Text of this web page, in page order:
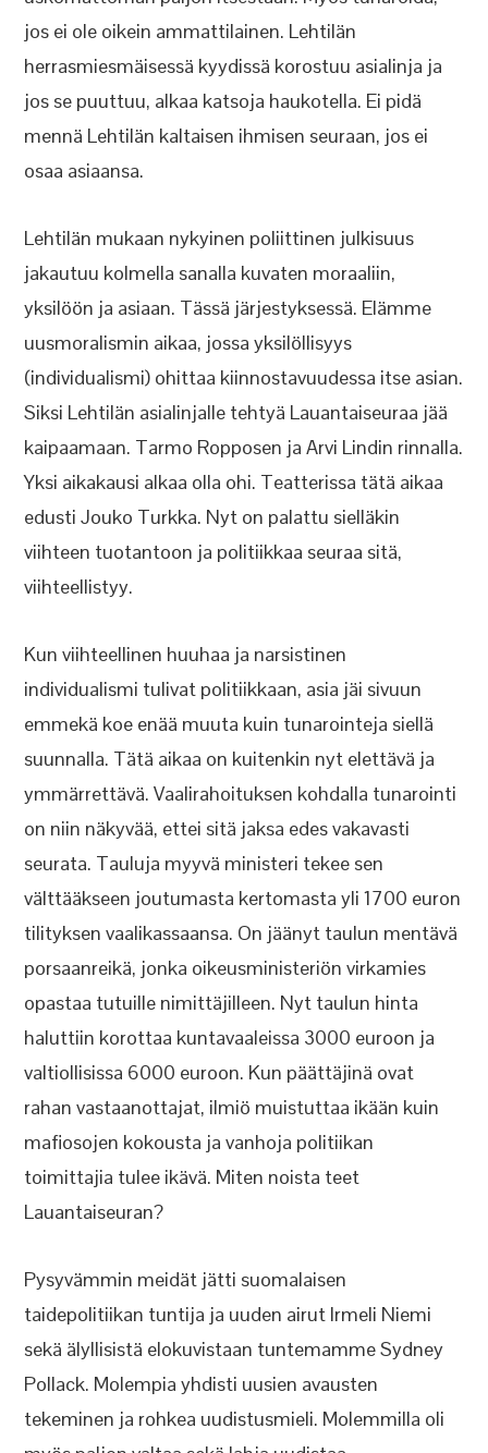
jos ei ole oikein ammattilainen. Lehtilän
herrasmiesmäisessä kyydissä korostuu asialinja ja
jos se puuttuu, alkaa katsoja haukotella. Ei pidä
mennä Lehtilän kaltaisen ihmisen seuraan, jos ei
osaa asiaansa.
Lehtilän mukaan nykyinen poliittinen julkisuus
jakautuu kolmella sanalla kuvaten moraaliin,
yksilöön ja asiaan. Tässä järjestyksessä. Elämme
uusmoralismin aikaa, jossa yksilöllisyys
(individualismi) ohittaa kiinnostavuudessa itse asian.
Siksi Lehtilän asialinjalle tehtyä Lauantaiseuraa jää
kaipaamaan. Tarmo Ropposen ja Arvi Lindin rinnalla.
Yksi aikakausi alkaa olla ohi. Teatterissa tätä aikaa
edusti Jouko Turkka. Nyt on palattu sielläkin
viihteen tuotantoon ja politiikkaa seuraa sitä,
viihteellistyy.
Kun viihteellinen huuhaa ja narsistinen
individualismi tulivat politiikkaan, asia jäi sivuun
emmekä koe enää muuta kuin tunarointeja siellä
suunnalla. Tätä aikaa on kuitenkin nyt elettävä ja
ymmärrettävä. Vaalirahoituksen kohdalla tunarointi
on niin näkyvää, ettei sitä jaksa edes vakavasti
seurata. Tauluja myyvä ministeri tekee sen
välttääkseen joutumasta kertomasta yli 1700 euron
tilityksen vaalikassaansa. On jäänyt taulun mentävä
porsaanreikä, jonka oikeusministeriön virkamies
opastaa tutuille nimittäjilleen. Nyt taulun hinta
haluttiin korottaa kuntavaaleissa 3000 euroon ja
valtiollisissa 6000 euroon. Kun päättäjinä ovat
rahan vastaanottajat, ilmiö muistuttaa ikään kuin
mafiosojen kokousta ja vanhoja politiikan
toimittajia tulee ikävä. Miten noista teet
Lauantaiseuran?
Pysyvämmin meidät jätti suomalaisen
taidepolitiikan tuntija ja uuden airut Irmeli Niemi
sekä älyllisistä elokuvistaan tuntemamme Sydney
Pollack. Molempia yhdisti uusien avausten
tekeminen ja rohkea uudistusmieli. Molemmilla oli